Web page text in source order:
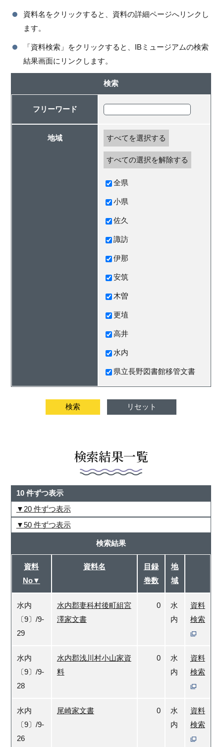
資料名をクリックすると、資料の詳細ページへリンクし
ます。
「資料検索」をクリックすると、IBミュージアムの検索
結果画面にリンクします。
検索
フリーワード
地域 すべてを選択する
すべての選択を解除する
全県
小県
佐久
諏訪
伊那
安筑
木曽
更埴
高井
水内
県立長野図書館移管文書
検索結果一覧
10 件ずつ表示
20 件ずつ表示
50 件ずつ表示
検索結果
資料
No▼
資料名
目録
巻数
地
域
水内
〔9〕/9-
29
水内郡妻科村後町組宮
澤家文書
0
水
内
資料
検索
水内
〔9〕/9-
28
水内郡浅川村小山家資
料
0
水
内
資料
検索
水内
〔9〕/9-
26
尾崎家文書 0
水
内
資料
検索